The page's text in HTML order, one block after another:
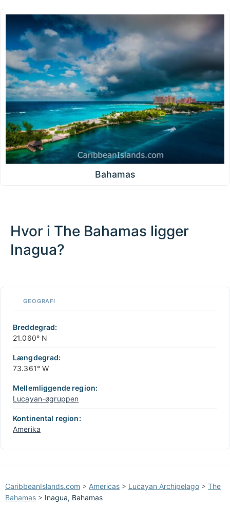
Bahamas
Hvor i The Bahamas ligger
Inagua?
−
GEOGRAFI
Breddegrad:
21.060° N
Længdegrad:
73.361° W
Mellemliggende region:
Lucayan-øgruppen
Kontinental region:
Amerika
CaribbeanIslands.com > Americas > Lucayan Archipelago > The
Bahamas > Inagua, Bahamas